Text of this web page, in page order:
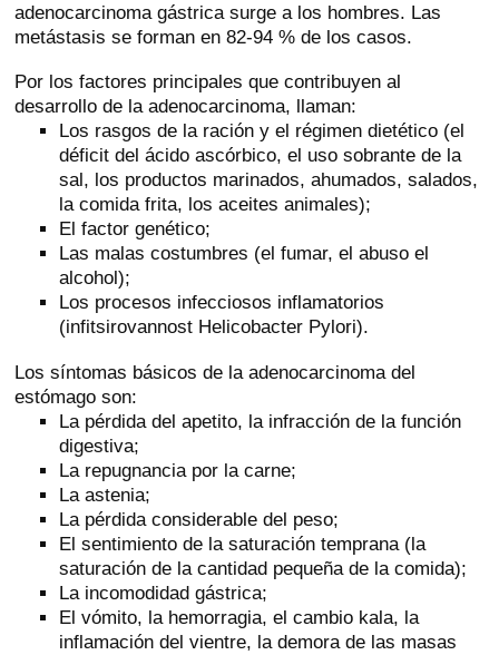
adenocarcinoma gástrica surge a los hombres. Las
metástasis se forman en 82-94 % de los casos.
Por los factores principales que contribuyen al
desarrollo de la adenocarcinoma, llaman:
Los rasgos de la ración y el régimen dietético (el
déficit del ácido ascórbico, el uso sobrante de la
sal, los productos marinados, ahumados, salados,
la comida frita, los aceites animales);
El factor genético;
Las malas costumbres (el fumar, el abuso el
alcohol);
Los procesos infecciosos inflamatorios
(infitsirovannost Helicobacter Pylori).
Los síntomas básicos de la adenocarcinoma del
estómago son:
La pérdida del apetito, la infracción de la función
digestiva;
La repugnancia por la carne;
La astenia;
La pérdida considerable del peso;
El sentimiento de la saturación temprana (la
saturación de la cantidad pequeña de la comida);
La incomodidad gástrica;
El vómito, la hemorragia, el cambio kala, la
inflamación del vientre, la demora de las masas